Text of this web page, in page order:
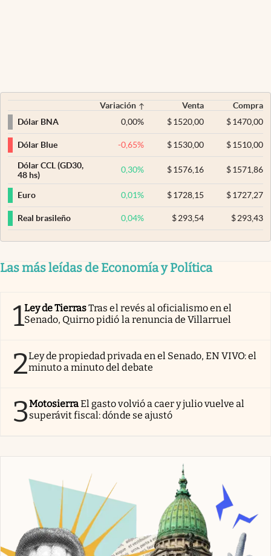
Variación Venta
Compra
Dólar BNA
0,00% $ 1520,00 $1470,00
Dólar Blue -0,65% $ 1530,00 $1510,00
Dólar CCL (GD30,
48 hs)
0,30% $ 1576,16 $1571,86
Euro 0,01% $ 1728,15 $1727,27
Real brasileño 0,04% $ 293,54 $293,43
Las más leídas de Economía y Política
1Ley de TierrasTras el revés al oficialismo en el
Senado, Quirno pidió la renuncia de Villarruel
2Ley de propiedad privada en el Senado, EN VIVO: el
minuto a minuto del debate
3MotosierraEl gasto volvió a caer y julio vuelve al
superávit fiscal: dónde se ajustó